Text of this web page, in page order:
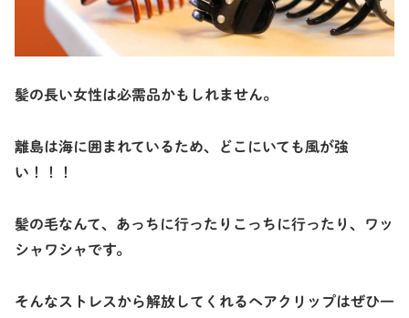
髪の長い女性は必需品かもしれません。
離島は海に囲まれているため、どこにいても風が強
い！！！
髪の毛なんて、あっちに行ったりこっちに行ったり、ワッ
シャワシャです。
そんなストレスから解放してくれるヘアクリップはぜひ一